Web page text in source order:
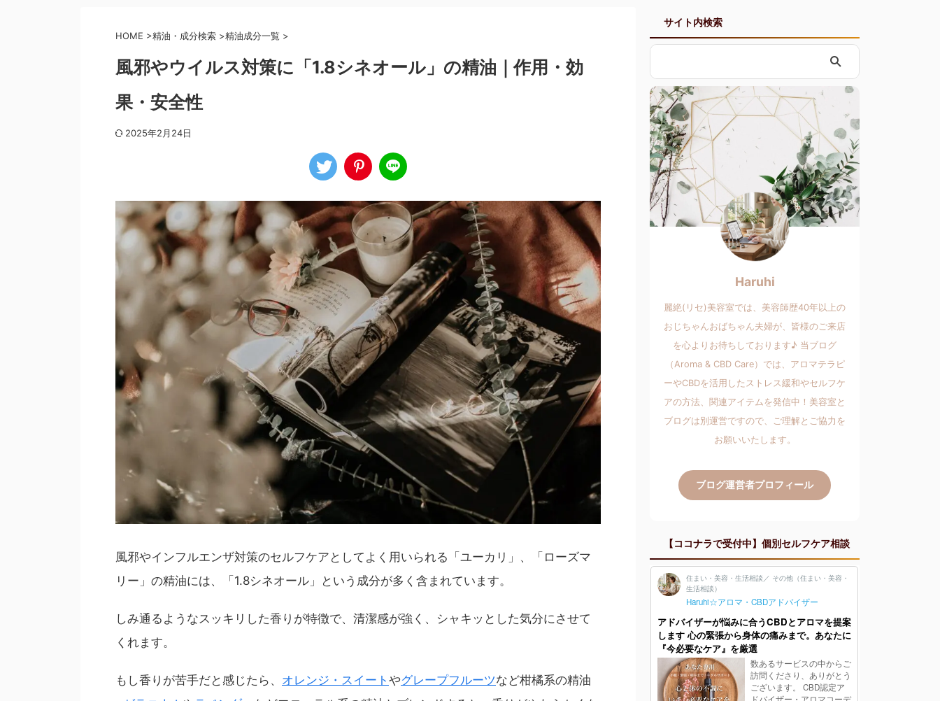
HOME >精油・成分検索 >精油成分一覧 >
風邪やウイルス対策に「1.8シネオール」の精油｜作用・効
果・安全性
2025年2月24日
風邪やインフルエンザ対策のセルフケアとしてよく用いられる「ユーカリ」、「ローズマ
リー」の精油には、「1.8シネオール」という成分が多く含まれています。
しみ通るようなスッキリした香りが特徴で、清潔感が強く、シャキッとした気分にさせて
くれます。
もし香りが苦手だと感じたら、 オレンジ・スイート やグレープフルーツなど柑橘系の精油
サイト内検索
Haruhi
麗絶(リセ)美容室では、美容師歴40年以上の
おじちゃんおばちゃん夫婦が、皆様のご来店
を心よりお待ちしております♪ 当ブログ
（Aroma & CBD Care）では、アロマテラピ
ーやCBDを活用したストレス緩和やセルフケ
アの方法、関連アイテムを発信中！美容室と
ブログは別運営ですので、ご理解とご協力を
お願いいたします。
ブログ運営者プロフィール
【ココナラで受付中】個別セルフケア相談